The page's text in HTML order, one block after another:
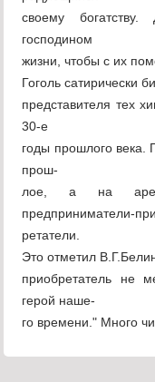
своему
господином
жизни, чтобы с их
Гоголь сатирически
представителя тех
30-е
годы прошлого века.
прош-
лое, а на
предприниматели-
ретатели.
Это отметил
приобретатель не
герой наше-
го времени." Много